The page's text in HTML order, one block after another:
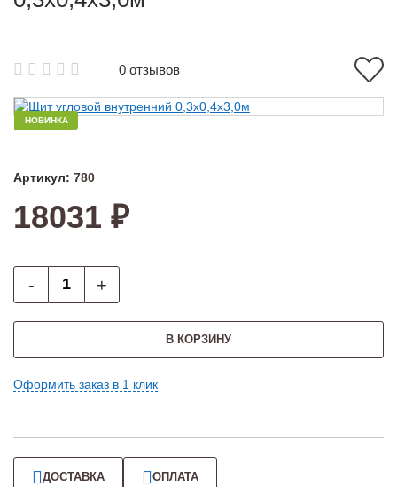
0 отзывов
НОВИНКА
Артикул: 780
18031 ₽
- +
В КОРЗИНУ
Оформить заказ в 1 клик
ДОСТАВКА ОПЛАТА